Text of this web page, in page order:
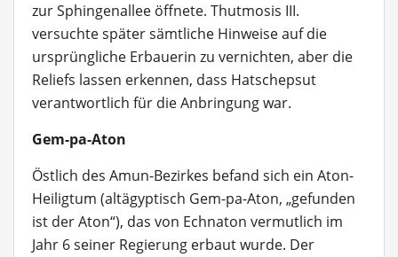
zur Sphingenallee öffnete. Thutmosis III.
versuchte später sämtliche Hinweise auf die
ursprüngliche Erbauerin zu vernichten, aber die
Reliefs lassen erkennen, dass Hatschepsut
verantwortlich für die Anbringung war.
Gem-pa-Aton
Östlich des Amun-Bezirkes befand sich ein Aton-
Heiligtum (altägyptisch Gem-pa-Aton, „gefunden
ist der Aton“), das von Echnaton vermutlich im
Jahr 6 seiner Regierung erbaut wurde. Der